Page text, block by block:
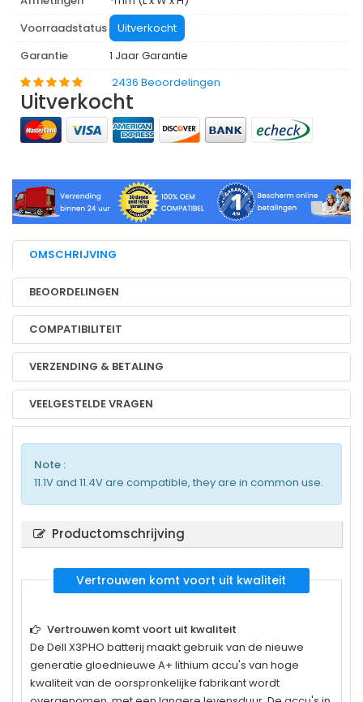
Voorraadstatus
Uitverkocht
Garantie
1 Jaar Garantie
2436 Beoordelingen
Uitverkocht
OMSCHRIJVING
BEOORDELINGEN
COMPATIBILITEIT
VERZENDING & BETALING
VEELGESTELDE VRAGEN
Note :
11.1V and 11.4V are compatible, they are in common use.
Productomschrijving
Vertrouwen komt voort uit kwaliteit
Vertrouwen komt voort uit kwaliteit
De Dell X3PHO batterij maakt gebruik van de nieuwe
generatie gloednieuwe A+ lithium accu's van hoge
kwaliteit van de oorspronkelijke fabrikant wordt